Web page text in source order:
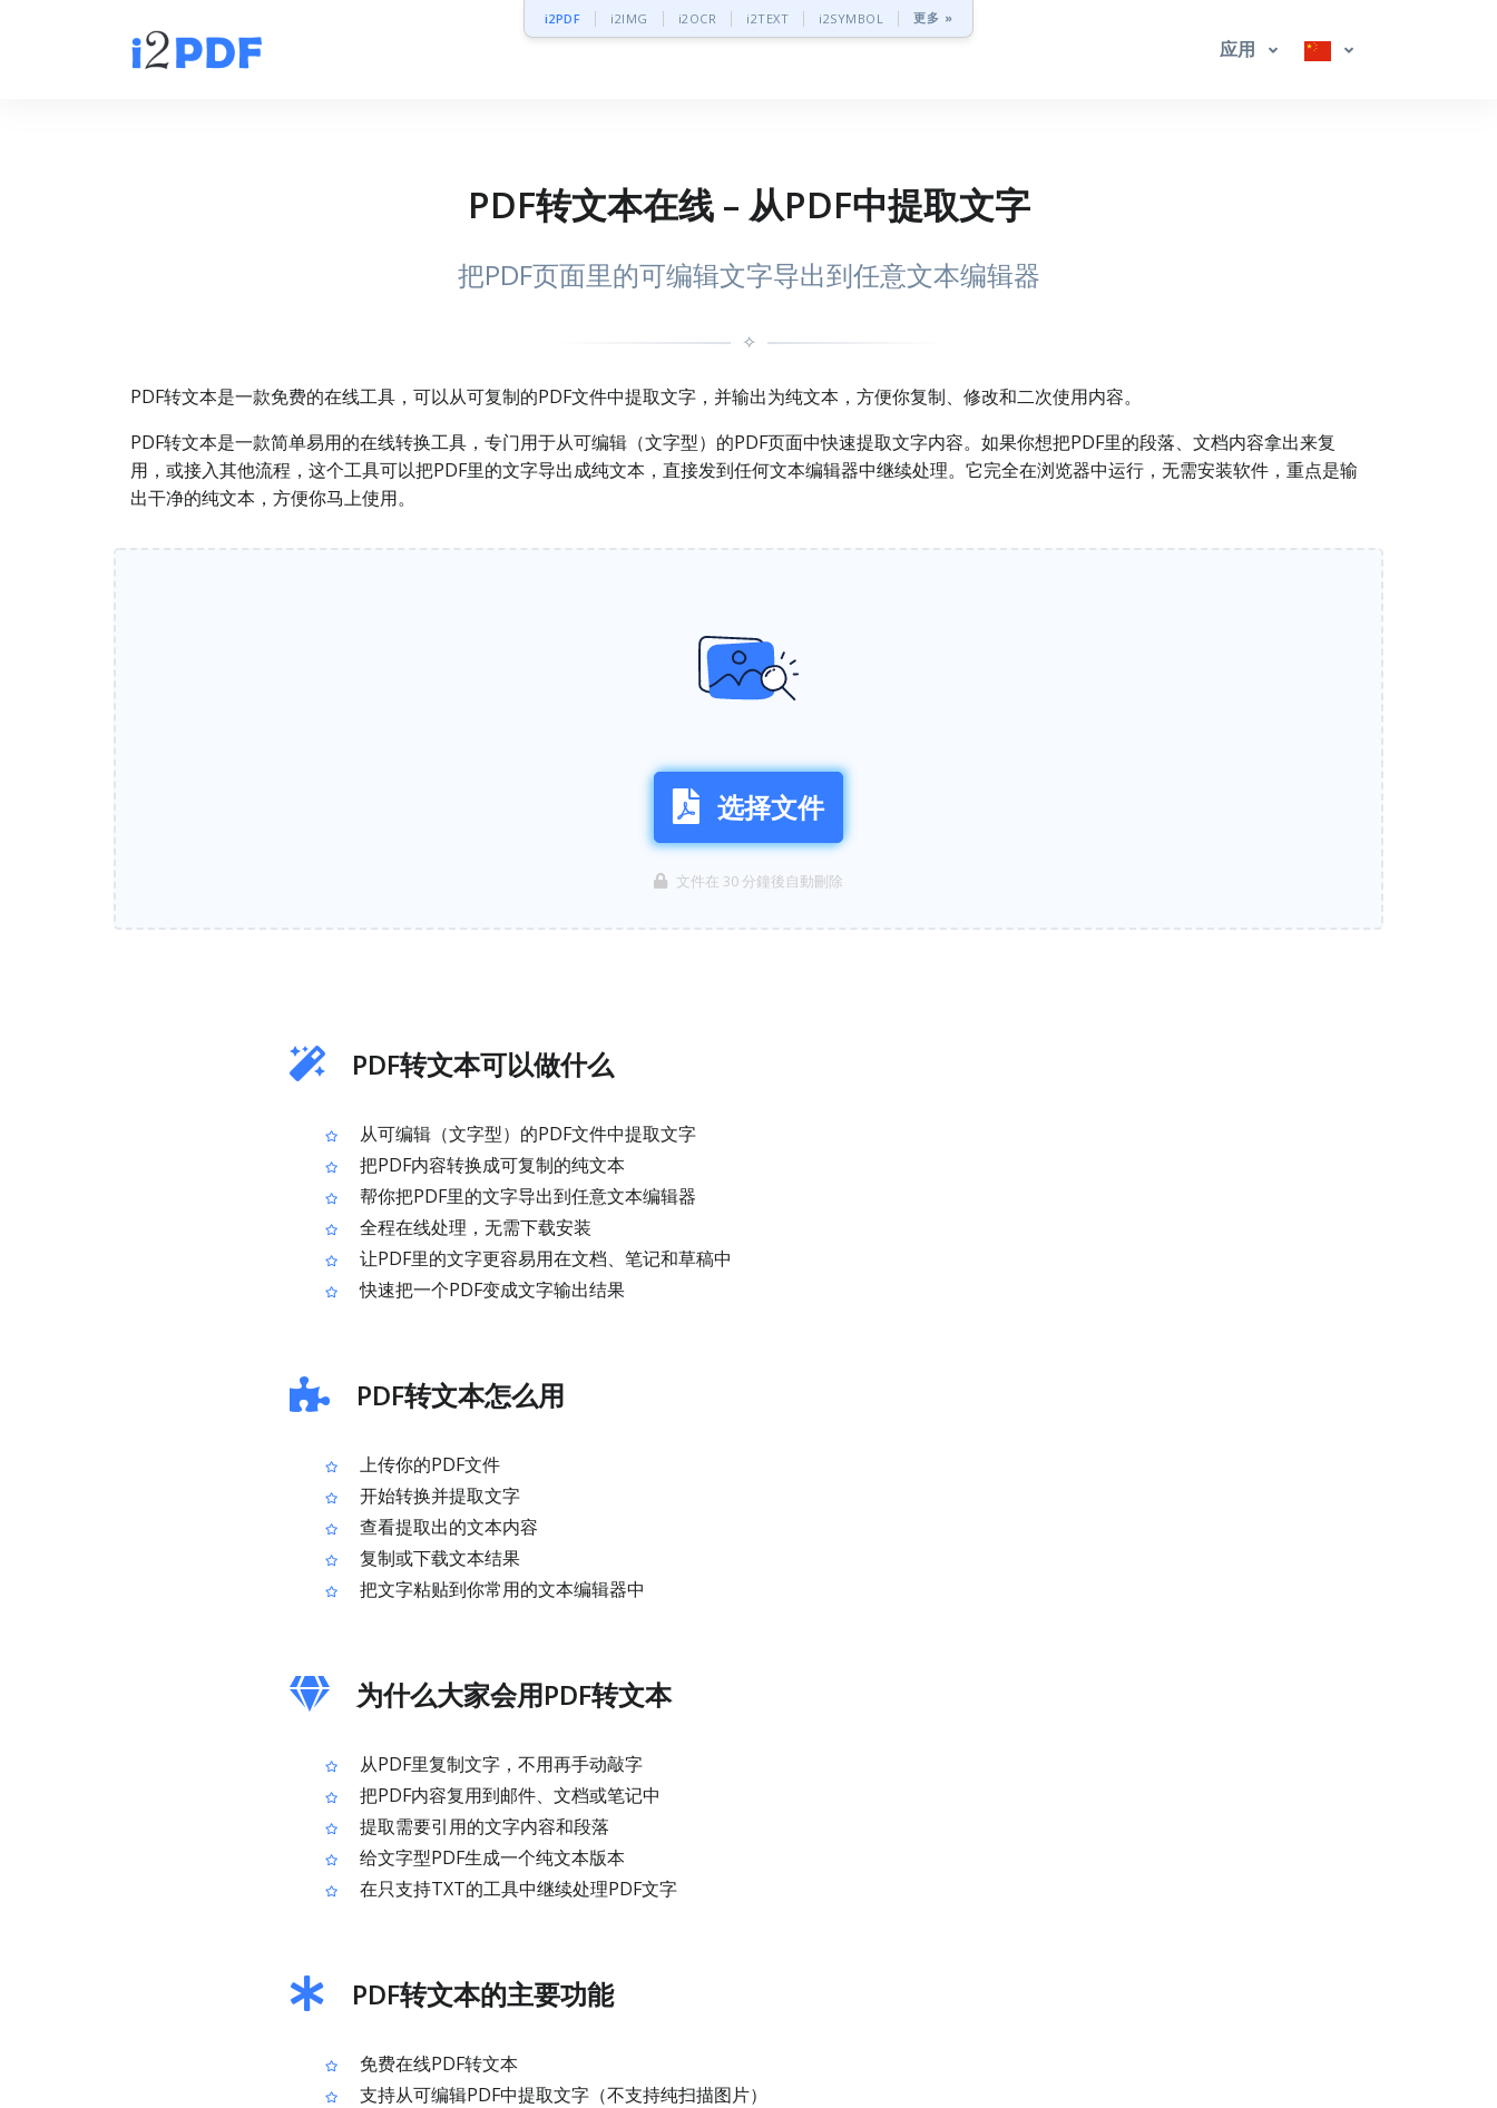
i2PDF i2IMG i2OCR i2TEXT i2SYMBOL 更多 »
应用
PDF转文本在线 – 从PDF中提取文字
把PDF页面里的可编辑文字导出到任意文本编辑器
✧
PDF转文本是一款免费的在线工具，可以从可复制的PDF文件中提取文字，并输出为纯文本，方便你复制、修改和二次使用内容。
PDF转文本是一款简单易用的在线转换工具，专门用于从可编辑（文字型）的PDF页面中快速提取文字内容。如果你想把PDF里的段落、文档内容拿出来复
用，或接入其他流程，这个工具可以把PDF里的文字导出成纯文本，直接发到任何文本编辑器中继续处理。它完全在浏览器中运行，无需安装软件，重点是输
出干净的纯文本，方便你马上使用。
选择文件
文件在 30 分鐘後自動刪除
PDF转文本可以做什么
从可编辑（文字型）的PDF文件中提取文字
把PDF内容转换成可复制的纯文本
帮你把PDF里的文字导出到任意文本编辑器
全程在线处理，无需下载安装
让PDF里的文字更容易用在文档、笔记和草稿中
快速把一个PDF变成文字输出结果
PDF转文本怎么用
上传你的PDF文件
开始转换并提取文字
查看提取出的文本内容
复制或下载文本结果
把文字粘贴到你常用的文本编辑器中
为什么大家会用PDF转文本
从PDF里复制文字，不用再手动敲字
把PDF内容复用到邮件、文档或笔记中
提取需要引用的文字内容和段落
给文字型PDF生成一个纯文本版本
在只支持TXT的工具中继续处理PDF文字
PDF转文本的主要功能
免费在线PDF转文本
支持从可编辑PDF中提取文字（不支持纯扫描图片）